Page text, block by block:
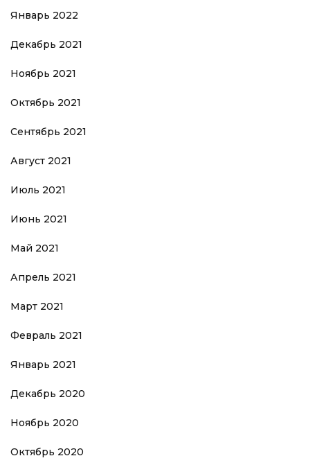
Январь 2022
Декабрь 2021
Ноябрь 2021
Октябрь 2021
Сентябрь 2021
Август 2021
Июль 2021
Июнь 2021
Май 2021
Апрель 2021
Март 2021
Февраль 2021
Январь 2021
Декабрь 2020
Ноябрь 2020
Октябрь 2020